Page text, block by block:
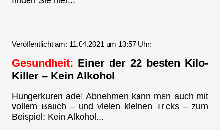
Veröffentlicht am: 11.04.2021 um 13:57 Uhr:
Gesundheit: Einer der 22 besten Kilo-
Killer – Kein Alkohol
Hungerkuren ade! Abnehmen kann man auch mit
vollem Bauch – und vielen kleinen Tricks – zum
Beispiel: Kein Alkohol...